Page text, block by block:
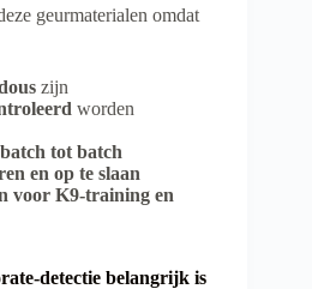
geurmaterialen omdat
zijn
worden
tot batch
en op te slaan
voor K9-training en
detectie belangrijk is